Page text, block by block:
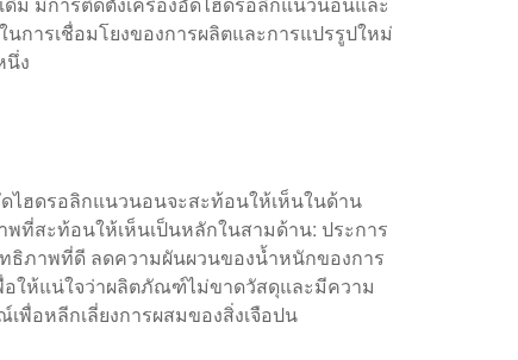
การเชื่อมโยงของการผลิตและการแปรรูปใหม่
นึ่ง
ไฮดรอลิกแนวนอนจะสะท้อนให้เห็นในด้าน
สะท้อนให้เห็นเป็นหลักในสามด้าน: ประการ
ธิภาพที่ดี ลดความผันผวนของน้ำหนักของการ
อให้แน่ใจว่าผลิตภัณฑ์ไม่ขาดวัสดุและมีความ
พื่อหลีกเลี่ยงการผสมของสิ่งเจือปน